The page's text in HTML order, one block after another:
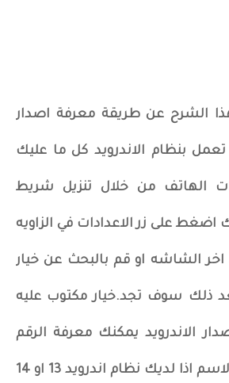
الشرح عن طريقة معرفة اصدار
بنظام الاندرويد كل ما عليك
الهاتف من خلال تنزيل شريط
اضغط على زر الاعدادات في الزاويه
الشاشه او قم بالبحث عن خيار
ذلك سوف تجد.خيار مكتوب عليه
الاندرويد يمكنك معرفة الرقم
الموجود تحت هذا الاسم اذا لديك نظام اندرويد 13 او 14